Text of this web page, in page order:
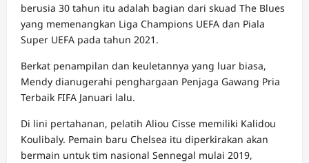
berusia 30 tahun itu adalah bagian dari skuad The Blues
yang memenangkan Liga Champions UEFA dan Piala
Super UEFA pada tahun 2021.
Berkat penampilan dan keuletannya yang luar biasa,
Mendy dianugerahi penghargaan Penjaga Gawang Pria
Terbaik FIFA Januari lalu.
Di lini pertahanan, pelatih Aliou Cisse memiliki Kalidou
Koulibaly. Pemain baru Chelsea itu diperkirakan akan
bermain untuk tim nasional Sennegal mulai 2019,